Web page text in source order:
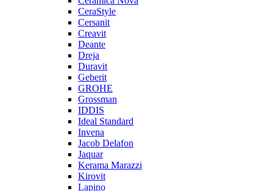
CeraStyle
Cersanit
Creavit
Deante
Dreja
Duravit
Geberit
GROHE
Grossman
IDDIS
Ideal Standard
Invena
Jacob Delafon
Jaquar
Kerama Marazzi
Kirovit
Lapino